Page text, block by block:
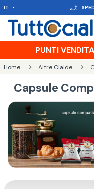
IT
PUNTI
Home Altre Cialde
Capsule